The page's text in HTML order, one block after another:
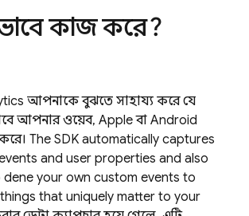
কাজ করে?
আপনাকে বুঝতে সাহায্য করে যে
আপনার ওয়েব, Apple বা Android
The SDK automatically captures
and user properties and also
your own custom events to
that uniquely matter to your